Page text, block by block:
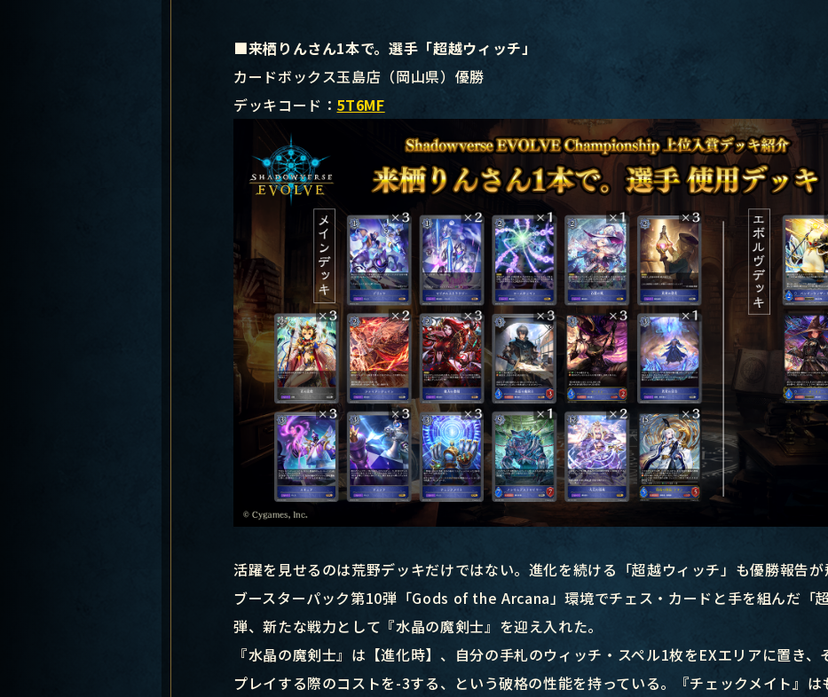
■来栖りんさん1本で。選手「超越ウィッチ」
カードボックス玉島店（岡山県）優勝
デッキコード： 5T6MF
活躍を見せるのは荒野デッキだけではない。進化を続ける「超越ウィッチ」も優勝報告が
ブースターパック第10弾「Gods of the Arcana」環境でチェス・カードと手を組んだ「
弾、新たな戦力として『水晶の魔剣士』を迎え入れた。
『水晶の魔剣士』は【進化時】、自分の手札のウィッチ・スペル1枚をEXエリアに置き、
プレイする際のコストを-3する、という破格の性能を持っている。『チェックメイト』は